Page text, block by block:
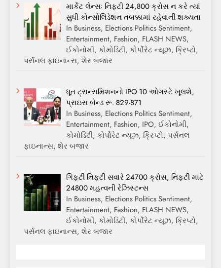
માર્કેટ લેન્સઃ નિફ્ટી 24,800 ક્રોસ ન કરે ત્યાં
સુધી કોન્સોલિડેશન તબક્કામાં રહેવાની શક્યતા
In Business, Elections Politics Sentiment,
Entertainment, Fashion, FLASH NEWS,
ઈકોનોમી, કોમોડિટી, કોર્પોરેટ ન્યૂઝ, ક્રિપ્ટો,
પર્સનલ ફાઇનાન્સ, શેર બજાર
ધૂત ટ્રાન્સમિશનનો IPO 10 ઓગસ્ટે ખૂલશે,
પ્રાઇસ બેન્ડ રૂ. 829-871
In Business, Elections Politics Sentiment,
Entertainment, Fashion, IPO, ઈકોનોમી,
કોમોડિટી, કોર્પોરેટ ન્યૂઝ, ક્રિપ્ટો, પર્સનલ
ફાઇનાન્સ, શેર બજાર
ગિફ્ટી નિફ્ટી સવારે 24700 ક્રોસ, નિફ્ટી માટે
24800 મહત્વની રેઝિસ્ટન્સ
In Business, Elections Politics Sentiment,
Entertainment, Fashion, FLASH NEWS,
ઈકોનોમી, કોમોડિટી, કોર્પોરેટ ન્યૂઝ, ક્રિપ્ટો,
પર્સનલ ફાઇનાન્સ, શેર બજાર